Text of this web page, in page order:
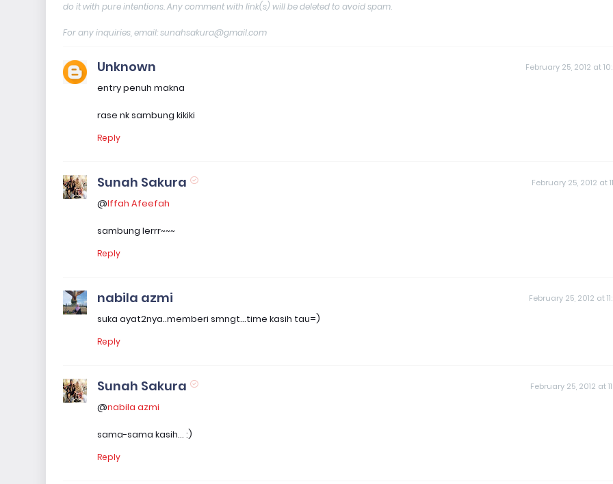
do it with pure intentions. Any comment with link(s) will be deleted to avoid spam.
For any inquiries, email: sunahsakura@gmail.com
Unknown February 25, 2012 at
entry penuh makna
rase nk sambung kikiki
Reply
Sunah Sakura February 25, 2012 at
@Iffah Afeefah
sambung lerrr~~~
Reply
nabila azmi February 25, 2012 at
suka ayat2nya..memberi smngt...time kasih tau=)
Reply
Sunah Sakura February 25, 2012 at
@nabila azmi
sama-sama kasih... :)
Reply